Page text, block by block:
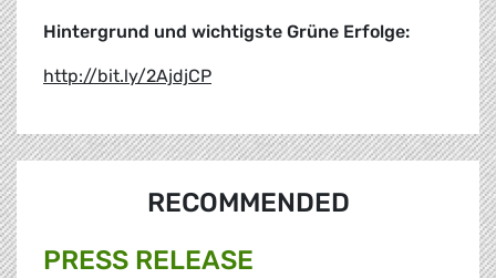
Hintergrund und wichtigste Grüne Erfolge:
http://bit.ly/2AjdjCP
RECOMMENDED
PRESS RELEASE